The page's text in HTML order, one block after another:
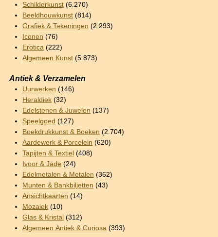
Schilderkunst (6.270)
Beeldhouwkunst (814)
Grafiek & Tekeningen (2.293)
Iconen (76)
Erotica (222)
Algemeen Kunst (5.873)
Antiek & Verzamelen
Uurwerken (146)
Heraldiek (32)
Edelstenen & Juwelen (137)
Speelgoed (127)
Boekdrukkunst & Boeken (2.704)
Aardewerk & Porcelein (620)
Tapijten & Textiel (408)
Ivoor & Jade (24)
Edelmetalen & Metalen (362)
Munten & Bankbiljetten (43)
Ansichtkaarten (14)
Mozaiek (10)
Glas & Kristal (312)
Algemeen Antiek & Curiosa (393)